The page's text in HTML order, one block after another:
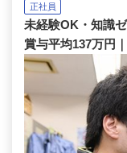
正社員
未経験OK・知識
賞与平均137万円